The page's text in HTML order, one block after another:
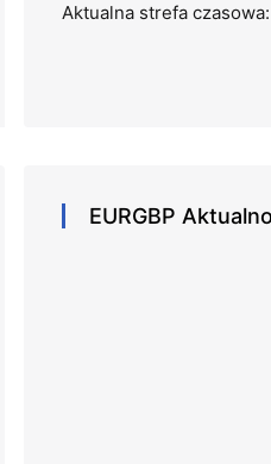
Aktualna strefa
EURGBP